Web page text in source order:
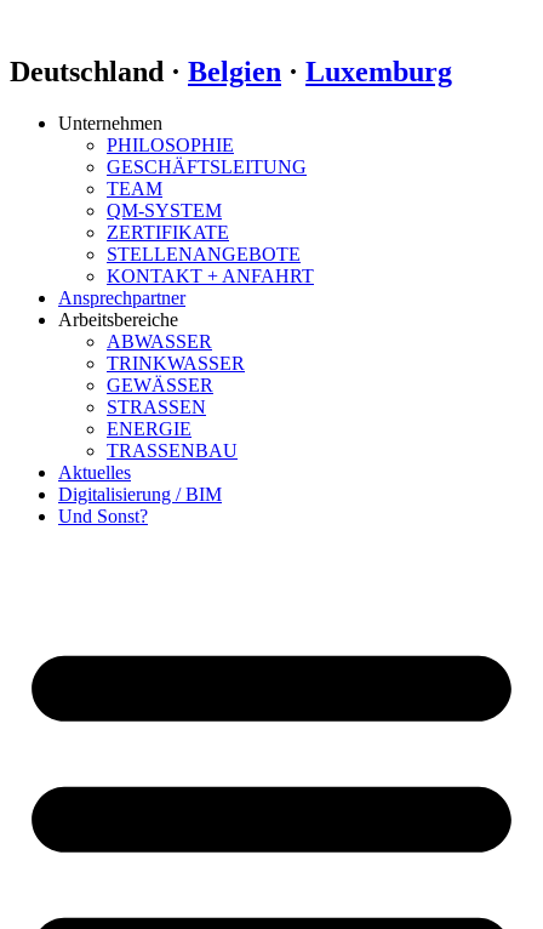
Deutschland · Belgien · Luxemburg
Unternehmen
PHILOSOPHIE
GESCHÄFTSLEITUNG
TEAM
QM-SYSTEM
ZERTIFIKATE
STELLENANGEBOTE
KONTAKT + ANFAHRT
Ansprechpartner
Arbeitsbereiche
ABWASSER
TRINKWASSER
GEWÄSSER
STRASSEN
ENERGIE
TRASSENBAU
Aktuelles
Digitalisierung / BIM
Und Sonst?